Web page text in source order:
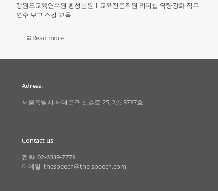
강원도교육연수원 횡성분원ㅣ교육전문직원 리더십 역량강화 직무
연수 보고 스킬 교육
Read more
Adress.
서울특별시 서대문구 신촌로 25, 2층 3737호
Contact us.
전화 02-6339-7779
이메일 thespeech@the-speech.com